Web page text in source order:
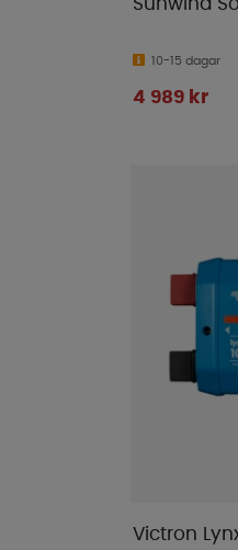
Sunwind
10-15 dagar
4 989 kr
Victron